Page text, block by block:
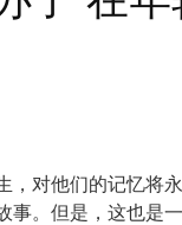
对他们的记忆将
。但是，这也是